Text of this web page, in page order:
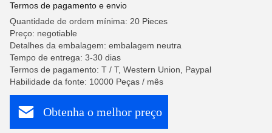
Termos de pagamento e envio
Quantidade de ordem mínima: 20 Pieces
Preço: negotiable
Detalhes da embalagem: embalagem neutra
Tempo de entrega: 3-30 dias
Termos de pagamento: T / T, Western Union, Paypal
Habilidade da fonte: 10000 Peças / mês
Obtenha o melhor preço